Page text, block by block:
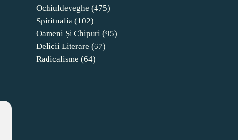
Ochiuldeveghe (475)
Spiritualia (102)
Oameni Și Chipuri (95)
Delicii Literare (67)
Radicalisme (64)